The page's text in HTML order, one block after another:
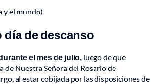
y el mundo)
día de descanso
el mes de julio, luego de que
de Nuestra Señora del Rosario de
al estar cobijada por las disposiciones de